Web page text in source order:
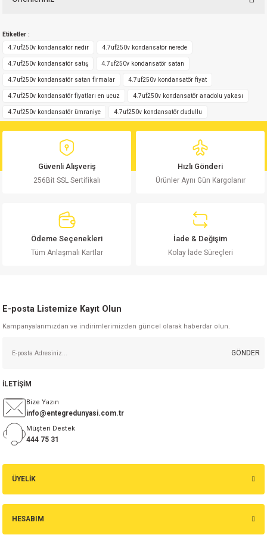
yetersiz gördüğünüz noktaları öneri formunu kullanarak tarafımıza
iletebilirsiniz.
Görüş ve önerileriniz için teşekkür ederiz.
Ürün bilgilerinde hatalar bulunuyor.
Ürün fiyatı diğer sitelerden daha pahalı.
Bu ürüne benzer farklı alternatifler olmalı.
Etiketler :
4.7uf250v kondansatör nedir
4.7uf250v kondansatör nerede
4.7uf250v kondansatör satış 4.7uf250v kondansatör satan
4.7uf250v kondansatör satan firmalar 4.7uf250v kondansatör fiyat
4.7uf250v kondansatör fiyatları en ucuz 4.7uf250v kondansatör anadolu yakası
4.7uf250v kondansatör ümraniye 4.7uf250v kondansatör dudullu
Güvenli Alışveriş
256Bit SSL Sertifikalı
Hızlı Gönderi
Ürünler Aynı Gün Kargolanır
Ödeme Seçenekleri
Tüm Anlaşmalı Kartlar
İade & Değişim
Kolay İade Süreçleri
E-posta Listemize Kayıt Olun
Kampanyalarımızdan ve indirimlerimizden güncel olarak haberdar olun.
GÖNDER
ÜYELİK
HESABIM
İLETİŞİM
Bize Yazın
info@entegredunyasi.com.tr
Müşteri Destek
444 75 31